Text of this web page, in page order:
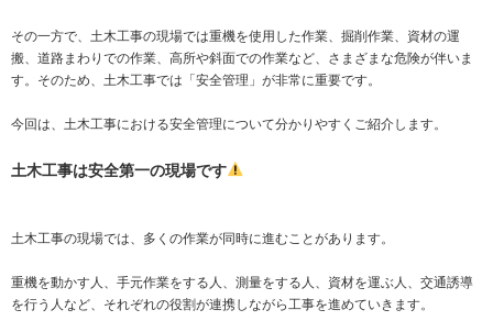
その一方で、土木工事の現場では重機を使用した作業、掘削作業、資材の運
搬、道路まわりでの作業、高所や斜面での作業など、さまざまな危険が伴いま
す。そのため、土木工事では「安全管理」が非常に重要です。
今回は、土木工事における安全管理について分かりやすくご紹介します。
土木工事は安全第一の現場です
土木工事の現場では、多くの作業が同時に進むことがあります。
重機を動かす人、手元作業をする人、測量をする人、資材を運ぶ人、交通誘導
を行う人など、それぞれの役割が連携しながら工事を進めていきます。